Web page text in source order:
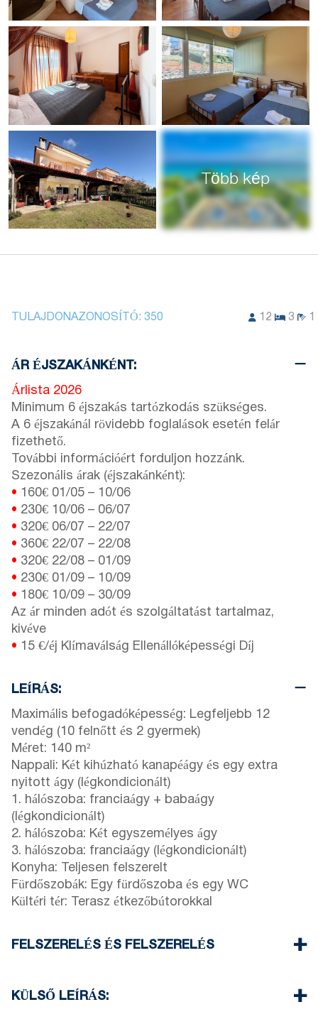
Több kép
TULAJDONAZONOSÍTÓ: 350 12 3
ÁR ÉJSZAKÁNKÉNT:
Árlista 2026
Minimum 6 éjszakás tartózkodás szükséges.
A 6 éjszakánál rövidebb foglalások esetén felár
fizethető.
További információért forduljon hozzánk.
Szezonális árak (éjszakánként):
• 160€ 01/05 – 10/06
• 230€ 10/06 – 06/07
• 320€ 06/07 – 22/07
• 360€ 22/07 – 22/08
• 320€ 22/08 – 01/09
• 230€ 01/09 – 10/09
• 180€ 10/09 – 30/09
Az ár minden adót és szolgáltatást tartalmaz,
kivéve
• 15 €/éj Klímaválság Ellenállóképességi Díj
LEÍRÁS:
Maximális befogadóképesség: Legfeljebb 12
vendég (10 felnőtt és 2 gyermek)
Méret: 140 m²
Nappali: Két kihúzható kanapéágy és egy extra
nyitott ágy (légkondicionált)
1. hálószoba: franciaágy + babaágy
(légkondicionált)
2. hálószoba: Két egyszemélyes ágy
3. hálószoba: franciaágy (légkondicionált)
Konyha: Teljesen felszerelt
Fürdőszobák: Egy fürdőszoba és egy WC
Kültéri tér: Terasz étkezőbútorokkal
FELSZERELÉS ÉS FELSZERELÉS
Három légkondicionáló
KÜLSŐ LEÍRÁS: